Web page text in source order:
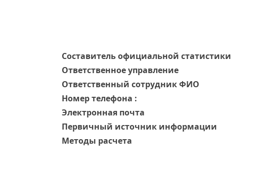
Составитель официальной статистики
Ответственное управление
Oтветственный сотрудник ФИО
Номер телефона :
Электронная почта
Первичный источник информации
Методы расчета